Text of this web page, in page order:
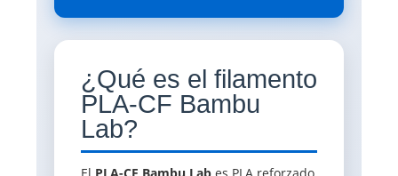
¿Qué es el filamento
PLA-CF Bambu
Lab?